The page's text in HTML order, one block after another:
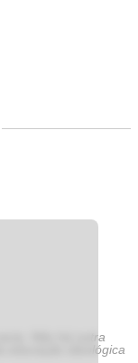
Não há outra
educação ideológica